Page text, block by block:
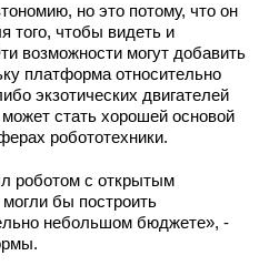
но это потому, что он
того, чтобы видеть и
возможности могут добавить
платформа относительно
экзотических двигателей
стать хорошей основой
робототехники.
роботом с открытым
бы построить
небольшом бюджете», -